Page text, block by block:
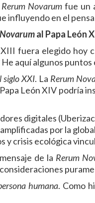
Rerum Novarum fue un
influyendo en el
al Papa León
fuera elegido hoy
aquí algunos puntos
siglo XXI. La Rerum
León XIV podría
digitales
por la
y crisis ecológica
de la Rerum
humana. Como